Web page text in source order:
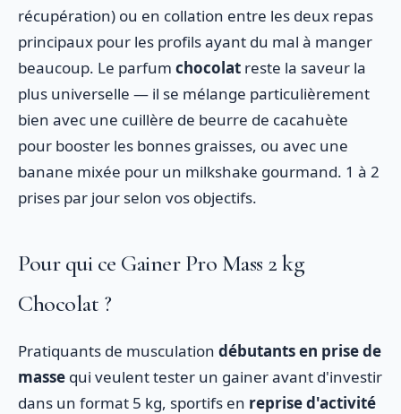
récupération) ou en collation entre les deux repas
principaux pour les profils ayant du mal à manger
beaucoup. Le parfum chocolat reste la saveur la
plus universelle — il se mélange particulièrement
bien avec une cuillère de beurre de cacahuète
pour booster les bonnes graisses, ou avec une
banane mixée pour un milkshake gourmand. 1 à 2
prises par jour selon vos objectifs.
Pour qui ce Gainer Pro Mass 2 kg
Chocolat ?
Pratiquants de musculation débutants en prise de
masse qui veulent tester un gainer avant d'investir
dans un format 5 kg, sportifs en reprise d'activité